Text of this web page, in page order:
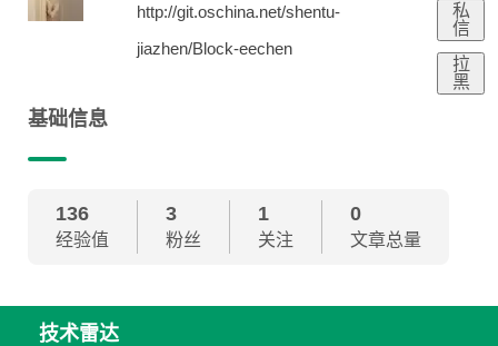
http://git.oschina.net/shentu-
jiazhen/Block-eechen
私
信
拉
黑
基础信息
136
经验值
3
粉丝
1
关注
0
文章总量
技术雷达